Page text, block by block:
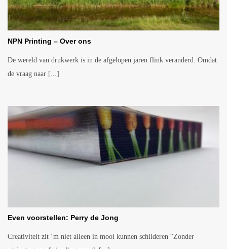
NPN Printing – Over ons
De wereld van drukwerk is in de afgelopen jaren flink veranderd. Omdat
de vraag naar [...]
Even voorstellen: Perry de Jong
Creativiteit zit ‘m niet alleen in mooi kunnen schilderen “Zonder